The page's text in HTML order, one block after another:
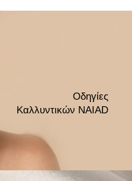
Οδηγίες
Καλλυντικών NAIAD